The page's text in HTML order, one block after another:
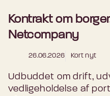
Kontrakt om
Netcompany
26.06.2026 Kort nyt
Udbuddet om drift,
vedligeholdelse af